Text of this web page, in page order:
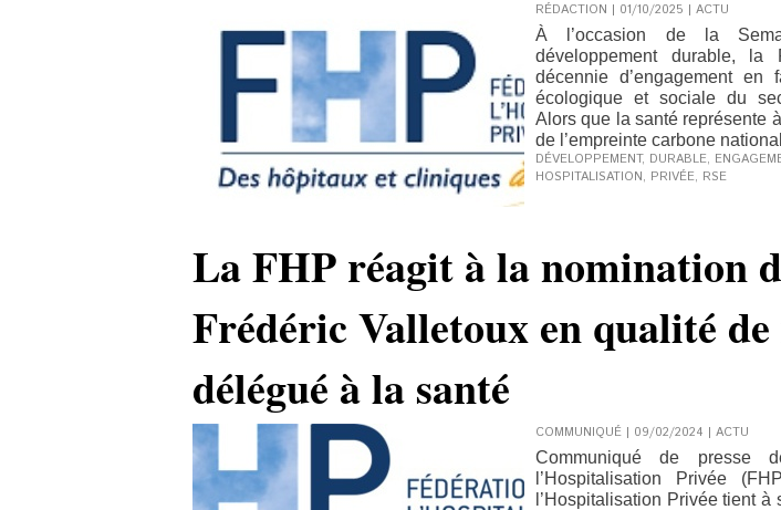
RÉDACTION | 01/10/2025 | ACTU
À l’occasion de la
développement durable,
décennie d’engagement en
écologique et sociale du
Alors que la santé représente
de l’empreinte carbone
DÉVELOPPEMENT, DURABLE,
HOSPITALISATION, PRIVÉE, RSE
La FHP réagit à la nomination
Frédéric Valletoux en qualité
délégué à la santé
COMMUNIQUÉ | 09/02/2024 | ACTU
Communiqué de presse
l’Hospitalisation Privée
l’Hospitalisation Privée tient